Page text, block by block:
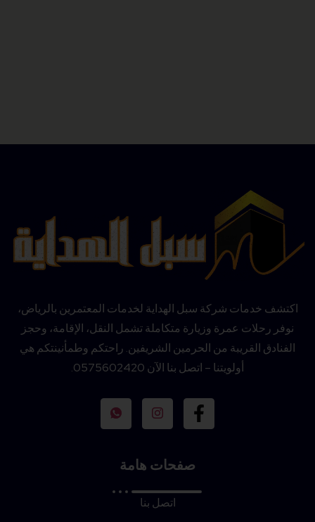
اكتشف خدمات شركة سبل الهداية لخدمات المعتمرين بالرياض،
نوفر رحلات عمرة وزيارة متكاملة تشمل النقل، الإقامة، وحجز
الفنادق القريبة من الحرمين الشريفين. راحتكم وطمأنينتكم هي
أولويتنا – اتصل بنا الآن 0575602420.
صفحات هامة
اتصل بنا